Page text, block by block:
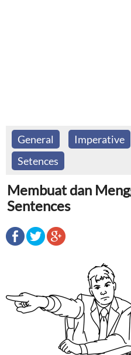
General Imperative
Setences
Membuat dan
Sentences